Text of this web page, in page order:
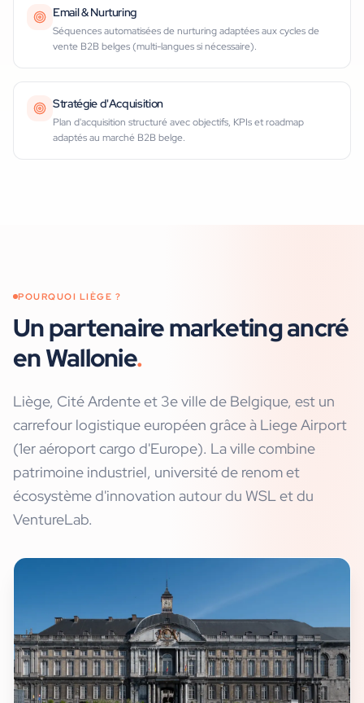
Email & Nurturing
Séquences automatisées de nurturing adaptées aux cycles de
vente B2B belges (multi-langues si nécessaire).
Stratégie d'Acquisition
Plan d'acquisition structuré avec objectifs, KPIs et roadmap
adaptés au marché B2B belge.
POURQUOI LIÈGE ?
Un partenaire marketing ancré
en Wallonie.
Liège, Cité Ardente et 3e ville de Belgique, est un
carrefour logistique européen grâce à Liege Airport
(1er aéroport cargo d'Europe). La ville combine
patrimoine industriel, université de renom et
écosystème d'innovation autour du WSL et du
VentureLab.